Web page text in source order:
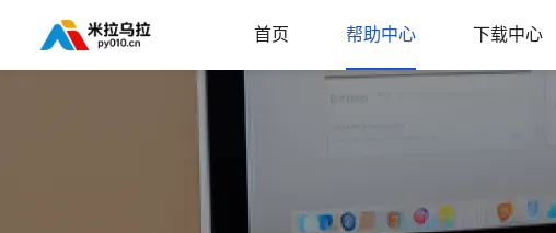
首页 帮助中心 下载中心